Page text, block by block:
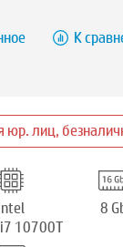
К
юр. лиц,
10700T
8